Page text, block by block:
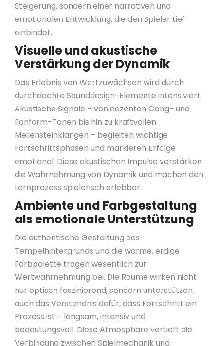
Steigerung, sondern einer narrativen und
emotionalen Entwicklung, die den Spieler tief
einbindet.
Visuelle und akustische
Verstärkung der Dynamik
Das Erlebnis von Wertzuwächsen wird durch
durchdachte Sounddesign-Elemente intensiviert.
Akustische Signale – von dezenten Gong- und
Fanfarm-Tönen bis hin zu kraftvollen
Meilensteinklängen – begleiten wichtige
Fortschrittsphasen und markieren Erfolge
emotional. Diese akustischen Impulse verstärken
die Wahrnehmung von Dynamik und machen den
Lernprozess spielerisch erlebbar.
Ambiente und Farbgestaltung
als emotionale Unterstützung
Die authentische Gestaltung des
Tempelhintergrunds und die warme, erdige
Farbpalette tragen wesentlich zur
Wertwahrnehmung bei. Die Räume wirken nicht
nur optisch faszinierend, sondern unterstützen
auch das Verständnis dafür, dass Fortschritt ein
Prozess ist – langsam, intensiv und
bedeutungsvoll. Diese Atmosphäre vertieft die
Verbindung zwischen Spielmechanik und